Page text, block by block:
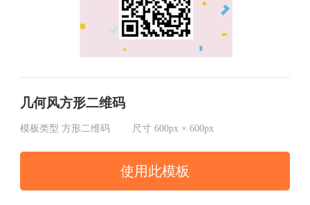
几何风方形二维码
模板类型 方形二维码 尺寸 600px × 600px
使用此模板